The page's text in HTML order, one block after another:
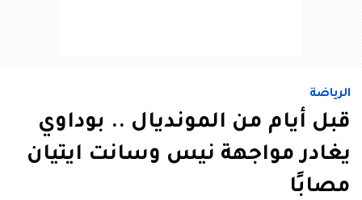
الرياضة
قبل أيام من المونديال .. بوداوي
يغادر مواجهة نيس وسانت ايتيان
مصابًا